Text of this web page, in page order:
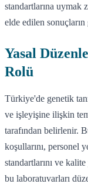
standartlarına uymak
elde edilen
Yasal
Rolü
Türkiye'de genetik
ve işleyişine ilişkin
tarafından belirlenir.
koşullarını, personel
standartlarını ve
bu laboratuvarları